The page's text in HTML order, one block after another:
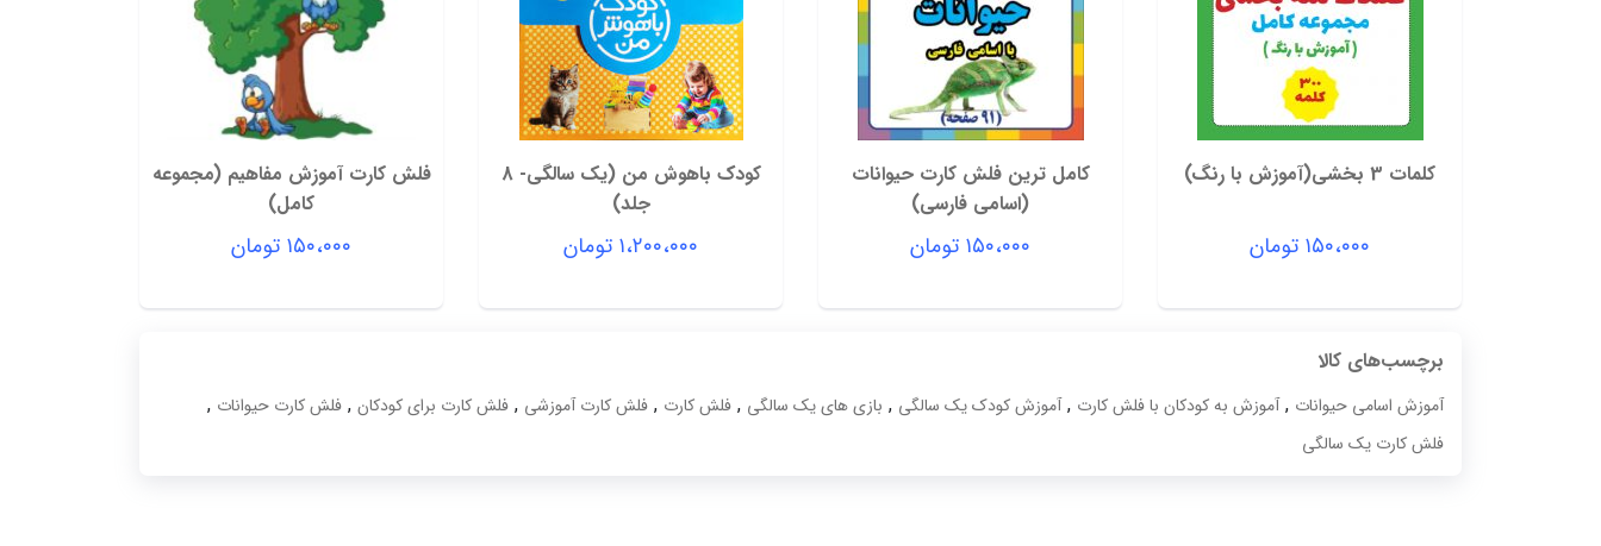
کلمات 3 بخشی(آموزش با رنگ)
۱۵۰،۰۰۰ تومان
کامل ترین فلش کارت حیوانات
(اسامی فارسی)
۱۵۰،۰۰۰ تومان
کودک باهوش من (یک سالگی- 8
جلد)
۱،۲۰۰،۰۰۰ تومان
فلش کارت آموزش مفاهیم (مجموعه
کامل)
۱۵۰،۰۰۰ تومان
برچسب‌های کالا
آموزش اسامی حیوانات ,آموزش به کودکان با فلش کارت ,آموزش کودک یک سالگی , بازی های یک سالگی , فلش کارت , فلش کارت آموزشی , فلش کارت برای کودکان , فلش کارت حیوانات ,
فلش کارت یک سالگی